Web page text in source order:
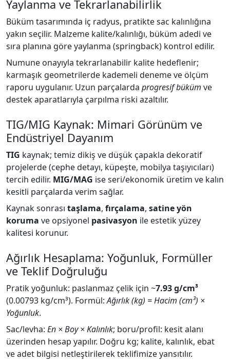
Yaylanma ve Tekrarlanabilirlik
Büküm tasarımında iç radyus, pratikte sac kalınlığına
yakın seçilir. Malzeme kalite/kalınlığı, büküm adedi ve
sıra planına göre yaylanma (springback) kontrol edilir.
Numune onayıyla tekrarlanabilir kalite hedeflenir;
karmaşık geometrilerde kademeli deneme ve ölçüm
raporu uygulanır. Uzun parçalarda progresif büküm ve
destek aparatlarıyla çarpılma riski azaltılır.
TIG/MIG Kaynak: Mimari Görünüm ve
Endüstriyel Dayanım
TIG kaynak; temiz dikiş ve düşük çapakla dekoratif
projelerde (cephe detayı, küpeşte, mobilya taşıyıcıları)
tercih edilir. MIG/MAG ise seri/ekonomik üretim ve kalın
kesitli parçalarda verim sağlar.
Kaynak sonrası taşlama, fırçalama, satine yön
koruma ve opsiyonel pasivasyon ile estetik yüzey
kalitesi korunur.
Ağırlık Hesaplama: Yoğunluk, Formüller
ve Teklif Doğruluğu
Pratik yoğunluk: paslanmaz çelik için ~7.93 g/cm³
(0.00793 kg/cm³). Formül:Ağırlık (kg) = Hacim (cm³) ×
Yoğunluk.
Sac/levha: En × Boy × Kalınlık; boru/profil: kesit alanı
üzerinden hesap yapılır. Doğru kg; kalite, kalınlık, ebat
ve adet bilgisi netleştirilerek teklifimize yansıtılır.